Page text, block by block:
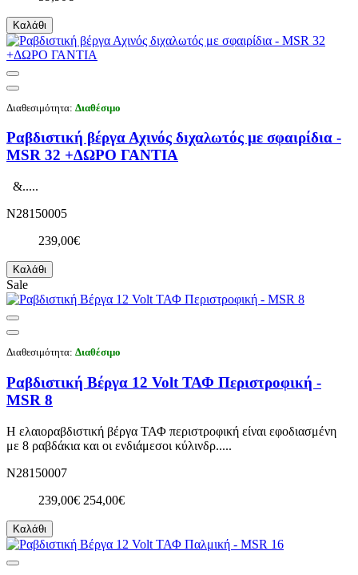
Καλάθι
Διαθεσιμότητα: Διαθέσιμο
Ραβδιστική βέργα Αχινός διχαλωτός με σφαιρίδια -
MSR 32 +ΔΩΡΟ ΓΑΝΤΙΑ
&.....
N28150005
239,00€
Καλάθι
Sale
Διαθεσιμότητα: Διαθέσιμο
Ραβδιστική Βέργα 12 Volt ΤΑΦ Περιστροφική -
MSR 8
Η ελαιοραβδιστική βέργα ΤΑΦ περιστροφική είναι εφοδιασμένη
με 8 ραβδάκια και οι ενδιάμεσοι κύλινδρ.....
N28150007
239,00€ 254,00€
Καλάθι